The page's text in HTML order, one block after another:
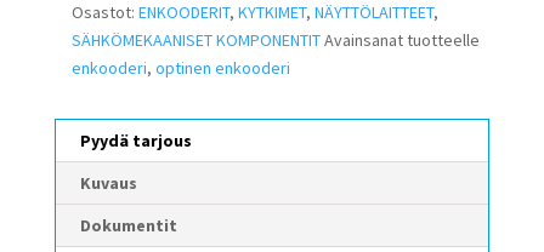
Osastot: ENKOODERIT, KYTKIMET, NÄYTTÖLAITTEET,
SÄHKÖMEKAANISET KOMPONENTITAvainsanat tuotteelle
enkooderi, optinen enkooderi
Pyydä tarjous
Kuvaus
Dokumentit